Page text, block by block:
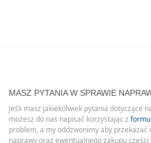
MASZ PYTANIA W SPRAWIE
Jeśli masz jakiekolwiek pytania dotyczące
możesz do nas napisać korzystając z
problem, a my oddzwonimy aby
naprawy oraz ewentualnego zakupu części